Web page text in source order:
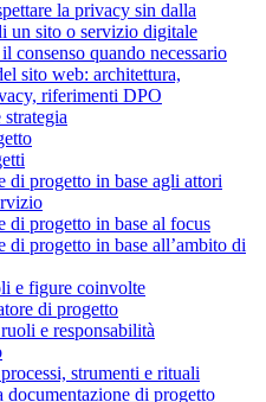
la privacy sin dalla
un sito o servizio digitale
consenso quando necessario
sito web: architettura,
riferimenti DPO
di progetto in base agli attori
di progetto in base al focus
di progetto in base all’ambito di
e figure coinvolte
di progetto
e responsabilità
strumenti e rituali
documentazione di progetto